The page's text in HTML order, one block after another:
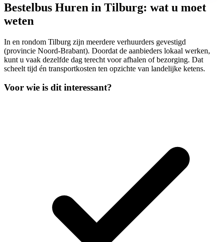
Bestelbus Huren in Tilburg: wat u moet
weten
In en rondom Tilburg zijn meerdere verhuurders gevestigd
(provincie Noord-Brabant). Doordat de aanbieders lokaal werken,
kunt u vaak dezelfde dag terecht voor afhalen of bezorging. Dat
scheelt tijd én transportkosten ten opzichte van landelijke ketens.
Voor wie is dit interessant?